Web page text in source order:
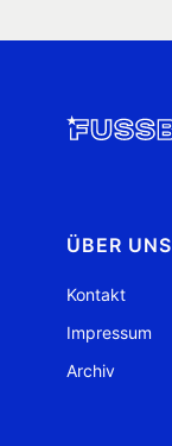
ÜBER UNS
Kontakt
Impressum
Archiv